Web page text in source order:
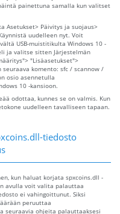
painettuna samalla kun valitset
Asetukset> Päivitys ja suojaus>
uudelleen nyt. Voit
USB-muistitikulta Windows 10 -
ja valitse sitten Järjestelmän
"Lisäasetukset">
komento: sfc / scannow /
osio asennetulla
10 -kansioon.
odottaa, kunnes se on valmis. Kun
uudelleen tavalliseen tapaan.
tiedosto
kun haluat korjata spxcoins.dll -
avulla voit valita palauttaa
ei vahingoittunut. Siksi
peruuttaa
seuraavia ohjeita palauttaaksesi